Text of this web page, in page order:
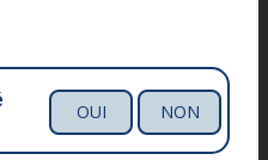
OUI NON